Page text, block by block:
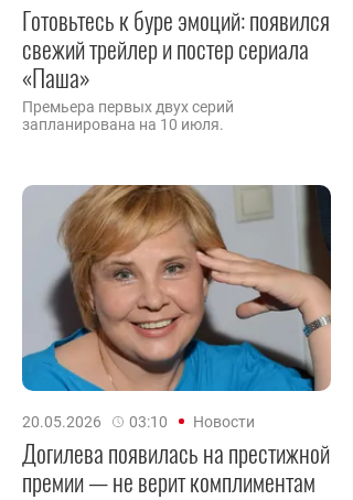
Готовьтесь к буре эмоций: появился
свежий трейлер и постер сериала
«Паша»
Премьера первых двух серий
запланирована на 10 июля.
20.05.2026 03:10 Новости
Догилева появилась на престижной
премии — не верит комплиментам